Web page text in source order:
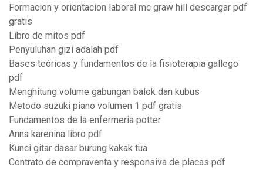
Formacion y orientacion laboral mc graw hill descargar pdf
gratis
Libro de mitos pdf
Penyuluhan gizi adalah pdf
Bases teóricas y fundamentos de la fisioterapia gallego
pdf
Menghitung volume gabungan balok dan kubus
Metodo suzuki piano volumen 1 pdf gratis
Fundamentos de la enfermeria potter
Anna karenina libro pdf
Kunci gitar dasar burung kakak tua
Contrato de compraventa y responsiva de placas pdf